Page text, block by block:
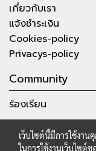
เกี่ยวกับเรา
แจ้งชำระเงิน
Cookies-policy
Privacys-policy
Community
ร้องเรียน
เว็บไซต์นี้มีการใช้งา
ในการใช้งานเว็บไซต์